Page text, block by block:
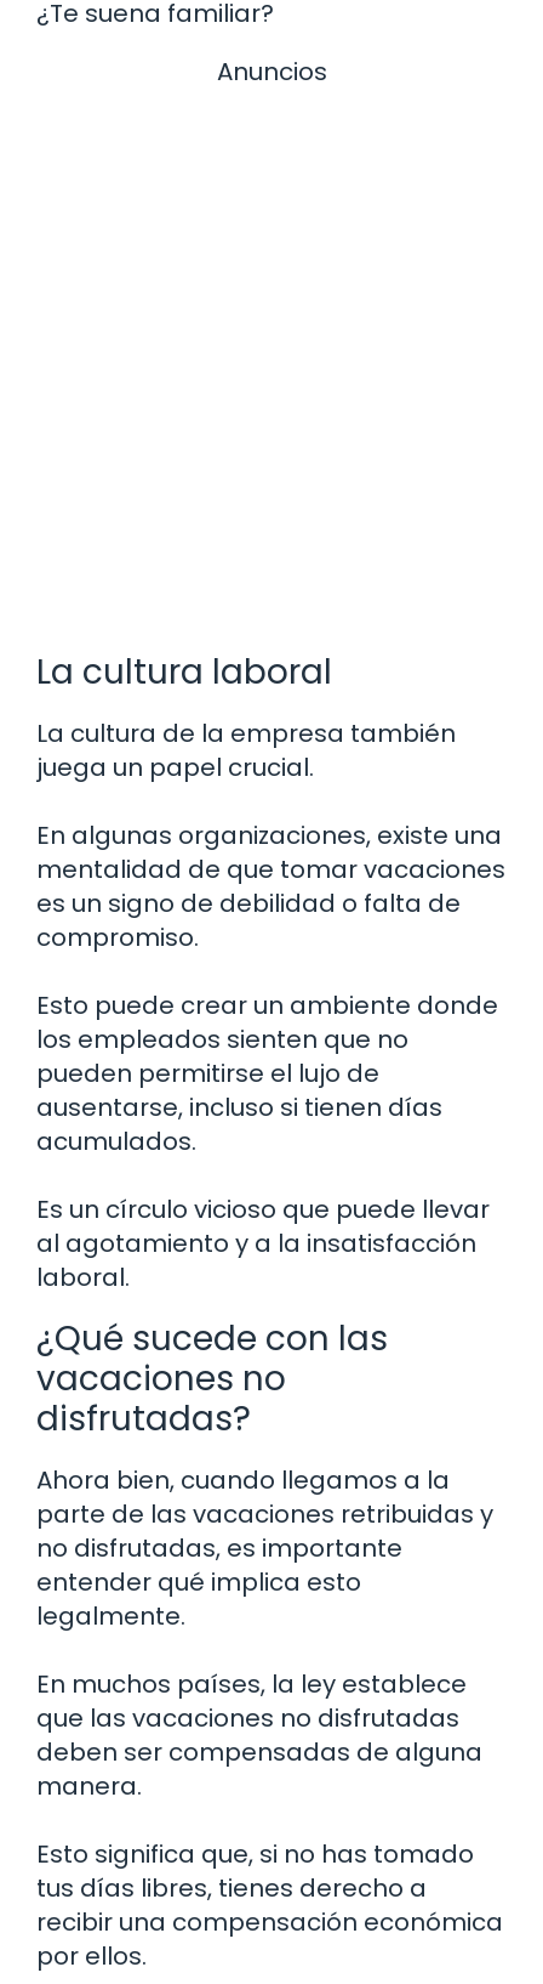
¿Te suena familiar?
Anuncios
La cultura laboral
La cultura de la empresa también
juega un papel crucial.
En algunas organizaciones, existe una
mentalidad de que tomar vacaciones
es un signo de debilidad o falta de
compromiso.
Esto puede crear un ambiente donde
los empleados sienten que no
pueden permitirse el lujo de
ausentarse, incluso si tienen días
acumulados.
Es un círculo vicioso que puede llevar
al agotamiento y a la insatisfacción
laboral.
¿Qué sucede con las
vacaciones no
disfrutadas?
Ahora bien, cuando llegamos a la
parte de las vacaciones retribuidas y
no disfrutadas, es importante
entender qué implica esto
legalmente.
En muchos países, la ley establece
que las vacaciones no disfrutadas
deben ser compensadas de alguna
manera.
Esto significa que, si no has tomado
tus días libres, tienes derecho a
recibir una compensación económica
por ellos.